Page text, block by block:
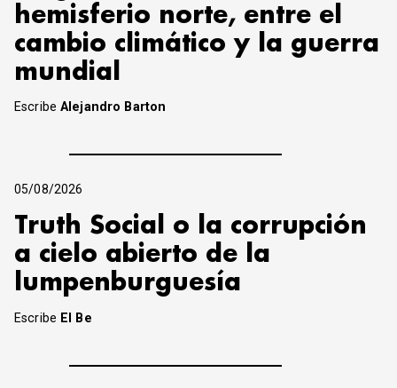
hemisferio norte, entre el
cambio climático y la guerra
mundial
EscribeAlejandro Barton
05/08/2026
Truth Social o la corrupción
a cielo abierto de la
lumpenburguesía
Escribe El Be